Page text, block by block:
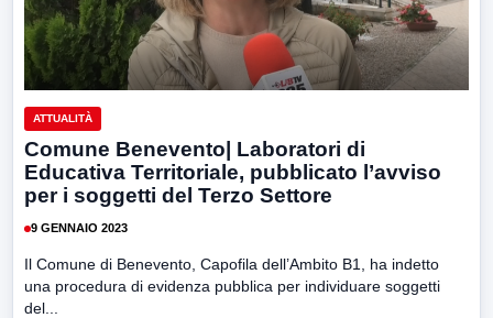
ATTUALITÀ
Comune Benevento| Laboratori di
Educativa Territoriale, pubblicato l’avviso
per i soggetti del Terzo Settore
9 GENNAIO 2023
Il Comune di Benevento, Capofila dell’Ambito B1, ha indetto
una procedura di evidenza pubblica per individuare soggetti
del...